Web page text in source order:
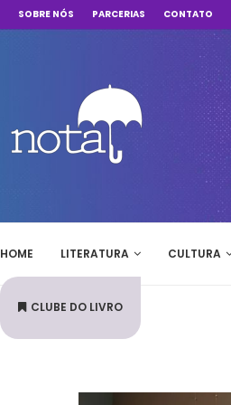
SOBRE NÓS PARCERIAS CONTATO
HOME LITERATURA CULTURA
CLUBE DO LIVRO